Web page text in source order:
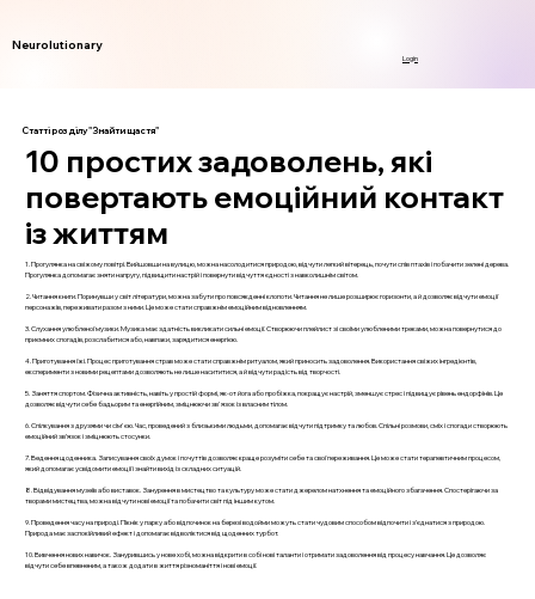
Neurolutionary
Login
Статті розділу "Знайти щастя"
10 простих задоволень, які
повертають емоційний контакт
із життям
1. Прогулянка на свіжому повітрі. Вийшовши на вулицю, можна насолодитися природою, відчути легкий вітерець, почути спів птахів і побачити зелені дерева.
Прогулянка допомагає зняти напругу, підвищити настрій і повернути відчуття єдності з навколишнім світом.
2. Читання книги. Поринувши у світ літератури, можна забути про повсякденні клопоти. Читання не лише розширює горизонти, а й дозволяє відчути емоції
персонажів, переживати разом з ними. Це може стати справжнім емоційним відновленням.
3. Слухання улюбленої музики. Музика має здатність викликати сильні емоції. Створюючи плейлист зі своїми улюбленими треками, можна повернутися до
приємних спогадів, розслабитися або, навпаки, зарядитися енергією.
4. Приготування їжі. Процес приготування страв може стати справжнім ритуалом, який приносить задоволення. Використання свіжих інгредієнтів,
експерименти з новими рецептами дозволяють не лише насититися, а й відчути радість від творчості.
5. Заняття спортом. Фізична активність, навіть у простій формі, як-от йога або пробіжка, покращує настрій, зменшує стрес і підвищує рівень ендорфінів. Це
дозволяє відчути себе бадьорим та енергійним, зміцнюючи зв'язок із власним тілом.
6. Спілкування з друзями чи сім'єю. Час, проведений з близькими людьми, допомагає відчути підтримку та любов. Спільні розмови, сміх і спогади створюють
емоційний зв’язок і зміцнюють стосунки.
7. Ведення щоденника. Записування своїх думок і почуттів дозволяє краще розуміти себе та свої переживання. Це може стати терапевтичним процесом,
який допомагає усвідомити емоції і знайти вихід із складних ситуацій.
8. Відвідування музеїв або виставок. Занурення в мистецтво та культуру може стати джерелом натхнення та емоційного збагачення. Спостерігаючи за
творами мистецтва, можна відчути нові емоції та побачити світ під іншим кутом.
9. Проведення часу на природі. Пікнік у парку або відпочинок на березі водойми можуть стати чудовим способом відпочити і з’єднатися з природою.
Природа має заспокійливий ефект і допомагає відволіктися від щоденних турбот.
10. Вивчення нових навичок. Занурившись у нове хобі, можна відкрити в собі нові таланти і отримати задоволення від процесу навчання. Це дозволяє
відчути себе впевненим, а також додати в життя різноманіття і нові емоції.